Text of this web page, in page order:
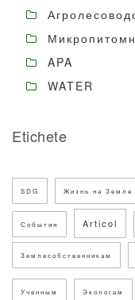
APA
WATER
Etichete
SDG Жизнь на Земле
События Articol
Землесобственникам
Ученным Экологам